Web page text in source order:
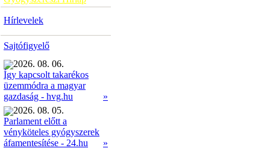
Hírlevelek
Sajtófigyelő
2026. 08. 06.
Így kapcsolt takarékos
üzemmódra a magyar
gazdaság - hvg.hu
»
2026. 08. 05.
Parlament előtt a
vényköteles gyógyszerek
áfamentesítése - 24.hu
»